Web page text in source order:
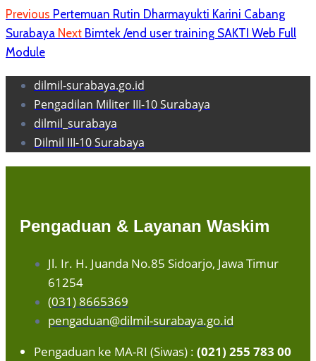
Previous Pertemuan Rutin Dharmayukti Karini Cabang
Surabaya Next Bimtek /end user training SAKTI Web Full
Module
dilmil-surabaya.go.id
Pengadilan Militer III-10 Surabaya
dilmil_surabaya
Dilmil III-10 Surabaya
Pengaduan & Layanan Waskim
Jl. Ir. H. Juanda No.85 Sidoarjo, Jawa Timur
61254
(031) 8665369
pengaduan@dilmil-surabaya.go.id
Pengaduan ke MA-RI (Siwas) : (021) 255 783 00